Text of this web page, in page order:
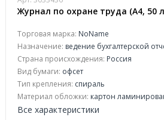
Журнал по охране труда (А4, 50
Торговая марка: NoName
Назначение: ведение бухгалтерской
Страна происхождения: Россия
Вид бумаги: офсeт
Тип крепления: спираль
Материал обложки: картон
Все характеристики